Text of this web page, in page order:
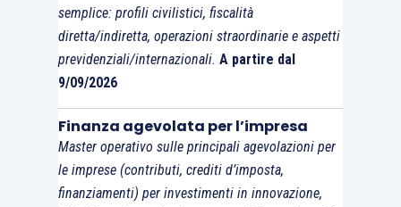
semplice: profili civilistici, fiscalità
diretta/indiretta, operazioni straordinarie e aspetti
previdenziali/internazionali. A partire dal
9/09/2026
Finanza agevolata per l’impresa
Master operativo sulle principali agevolazioni per
le imprese (contributi, crediti d’imposta,
finanziamenti) per investimenti in innovazione,